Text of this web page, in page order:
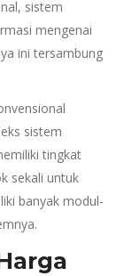
sistem
mengenai
ini tersambung
sistem
tingkat
sekali untuk
banyak modul-